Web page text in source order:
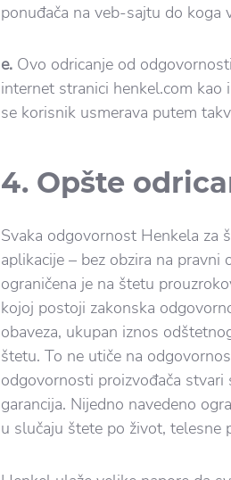
ponuđača na veb-sajtu do koga
e.Ovo odricanje od
internet stranici henkel.com kao
se korisnik usmerava putem
4. Opšte
Svaka odgovornost Henkela za
aplikacije – bez obzira na
ograničena je na štetu
kojoj postoji zakonska
obaveza, ukupan iznos
štetu. To ne utiče na
odgovornosti proizvođača
garancija. Nijedno navedeno
u slučaju štete po život, telesne